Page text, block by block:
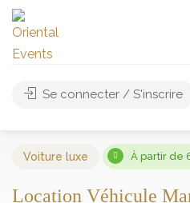
Se connecter / S'inscrire
Voiture luxe À partir de
Location Véhicule